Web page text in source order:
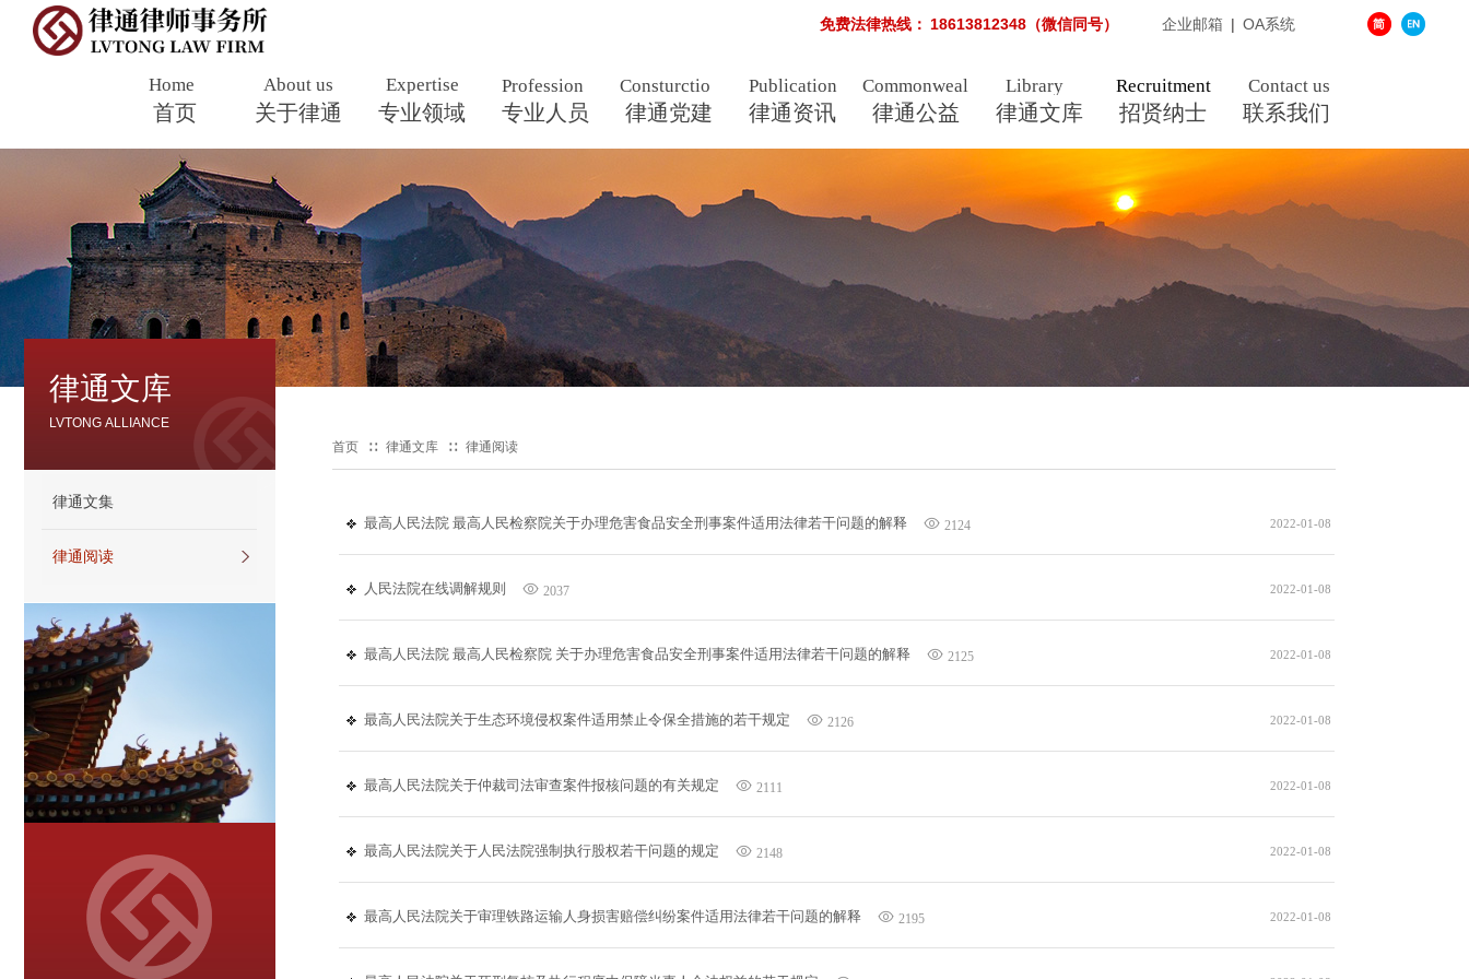
免费法律热线： 18613812348（微信同号） 企业邮箱 | OA系统
Publication
s
Commonweal
Profession
als
About us Expertise
Home
​
Professional
Contact us
首页 关于律通 专业领域 专业人员 律通党建 律通资讯 律通公益 律通文库 招贤纳士 联系我们
Recruitment
Consturctio
n
Library
律通文库
LVTONG ALLIANCE
律通文集
律通阅读
首页 ∷ 律通文库 ∷ 律通阅读
最高人民法院 最高人民检察院关于办理危害食品安全刑事案件适用法律若干问题的解释 2124 2022-01-08
人民法院在线调解规则 2037 2022-01-08
最高人民法院 最高人民检察院 关于办理危害食品安全刑事案件适用法律若干问题的解释 2125 2022-01-08
最高人民法院关于生态环境侵权案件适用禁止令保全措施的若干规定 2126 2022-01-08
最高人民法院关于仲裁司法审查案件报核问题的有关规定 2111 2022-01-08
最高人民法院关于人民法院强制执行股权若干问题的规定 2148 2022-01-08
最高人民法院关于审理铁路运输人身损害赔偿纠纷案件适用法律若干问题的解释 2195 2022-01-08